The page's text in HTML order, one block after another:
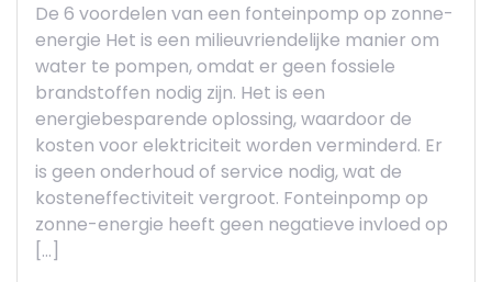
De 6 voordelen van een fonteinpomp op zonne-
energie Het is een milieuvriendelijke manier om
water te pompen, omdat er geen fossiele
brandstoffen nodig zijn. Het is een
energiebesparende oplossing, waardoor de
kosten voor elektriciteit worden verminderd. Er
is geen onderhoud of service nodig, wat de
kosteneffectiviteit vergroot. Fonteinpomp op
zonne-energie heeft geen negatieve invloed op
[…]